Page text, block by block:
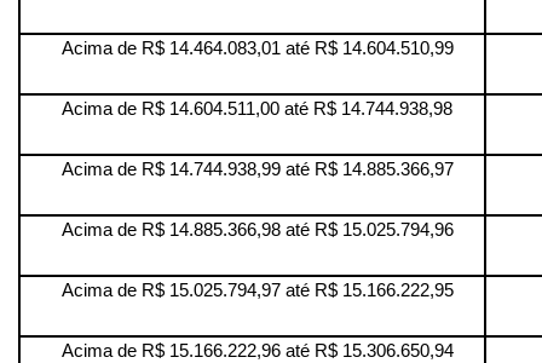
Acima de R$ 14.464.083,01 até R$ 14.604.510,99
Acima de R$ 14.604.511,00 até R$ 14.744.938,98
Acima de R$ 14.744.938,99 até R$ 14.885.366,97
Acima de R$ 14.885.366,98 até R$ 15.025.794,96
Acima de R$ 15.025.794,97 até R$ 15.166.222,95
Acima de R$ 15.166.222,96 até R$ 15.306.650,94